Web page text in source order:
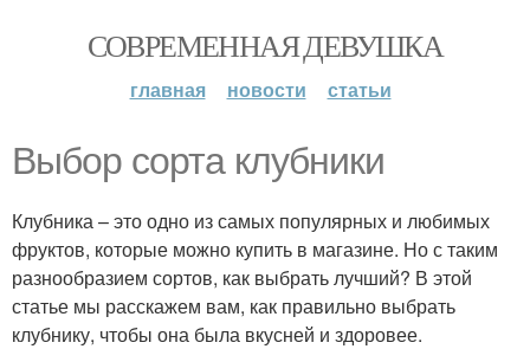
СОВРЕМЕННАЯ ДЕВУШКА
главная новости статьи
Выбор сорта клубники
Клубника – это одно из самых популярных и любимых
фруктов, которые можно купить в магазине. Но с таким
разнообразием сортов, как выбрать лучший? В этой
статье мы расскажем вам, как правильно выбрать
клубнику, чтобы она была вкусней и здоровее.